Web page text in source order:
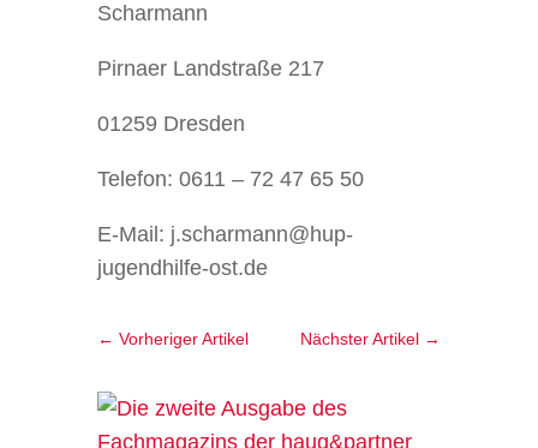
Scharmann
Pirnaer Landstraße 217
01259 Dresden
Telefon: 0611 – 72 47 65 50
E-Mail: j.scharmann@hup-
jugendhilfe-ost.de
← Vorheriger Artikel Nächster Artikel →